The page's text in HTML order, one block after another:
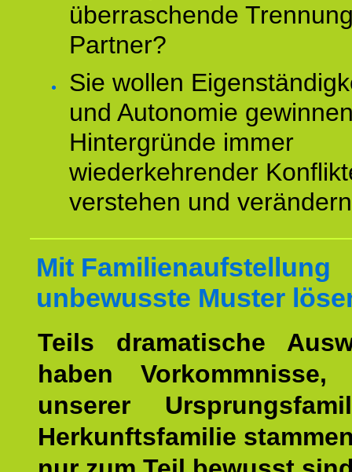
überraschende
Partner?
Sie wollen
und Autonomie
Hintergründe immer
wiederkehrender
verstehen und
Mit Familienaufstellung
unbewusste Muster
Teils dramatische
haben
unserer
Herkunftsfamilie